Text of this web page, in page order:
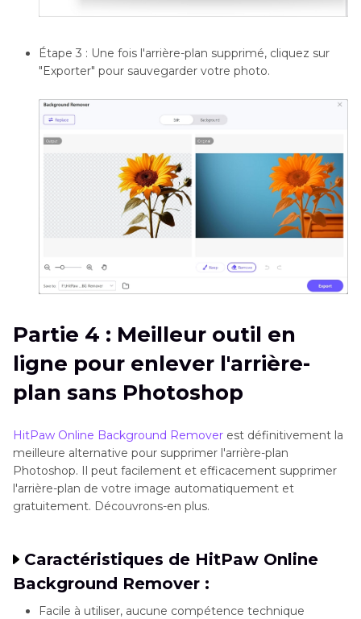
Étape 3 : Une fois l'arrière-plan supprimé, cliquez sur
"Exporter" pour sauvegarder votre photo.
Partie 4 : Meilleur outil en
ligne pour enlever l'arrière-
plan sans Photoshop
HitPaw Online Background Remover est définitivement la
meilleure alternative pour supprimer l'arrière-plan
Photoshop. Il peut facilement et efficacement supprimer
l'arrière-plan de votre image automatiquement et
gratuitement. Découvrons-en plus.
Caractéristiques de HitPaw Online
Background Remover :
Facile à utiliser, aucune compétence technique